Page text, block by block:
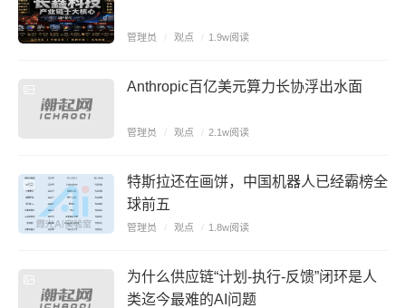
管理员 / 观点 / 1.9w阅读
Anthropic百亿美元算力长协浮出水面
管理员 / 观点 / 2.1w阅读
特斯拉还在画饼，中国机器人已经霸榜全
球前五
管理员 / 观点 / 1.8w阅读
为什么供应链“计划-执行-反馈”闭环是人
类迄今最难的AI问题